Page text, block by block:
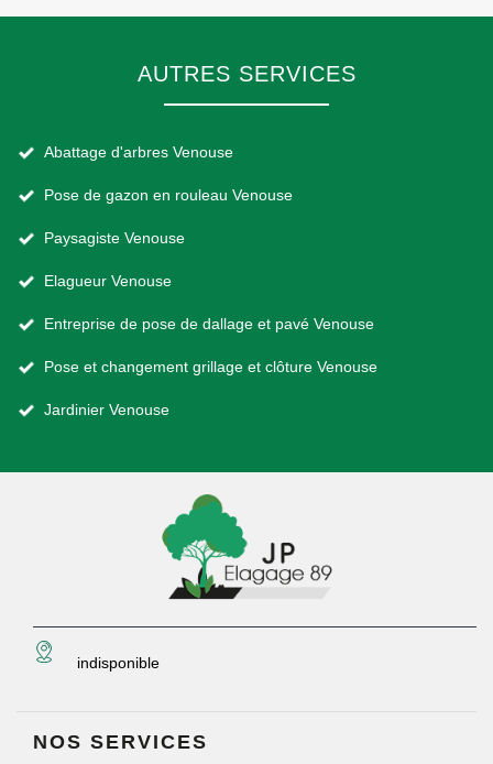
AUTRES SERVICES
Abattage d'arbres Venouse
Pose de gazon en rouleau Venouse
Paysagiste Venouse
Elagueur Venouse
Entreprise de pose de dallage et pavé Venouse
Pose et changement grillage et clôture Venouse
Jardinier Venouse
indisponible
NOS SERVICES